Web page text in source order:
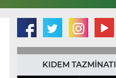
KIDEM TAZMİNATI